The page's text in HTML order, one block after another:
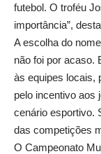
futebol. O troféu
importância”,
A escolha do
não foi por acaso.
às equipes locais,
pelo incentivo aos
cenário esportivo.
das competições
O Campeonato